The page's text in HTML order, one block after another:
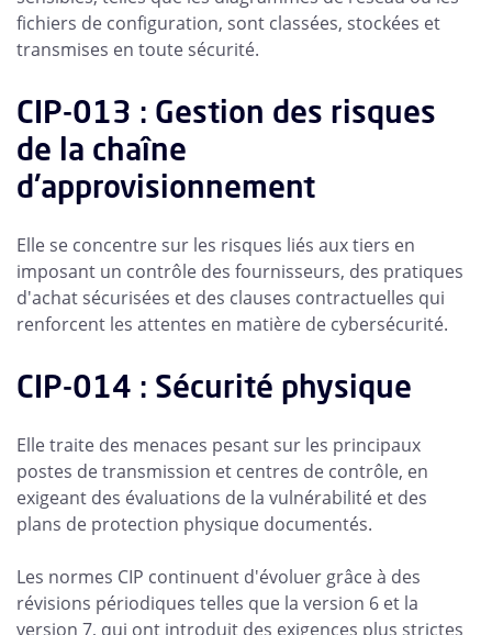
fichiers de configuration, sont classées, stockées et
transmises en toute sécurité.
CIP-013 : Gestion des risques
de la chaîne
d'approvisionnement
Elle se concentre sur les risques liés aux tiers en
imposant un contrôle des fournisseurs, des pratiques
d'achat sécurisées et des clauses contractuelles qui
renforcent les attentes en matière de cybersécurité.
CIP-014 : Sécurité physique
Elle traite des menaces pesant sur les principaux
postes de transmission et centres de contrôle, en
exigeant des évaluations de la vulnérabilité et des
plans de protection physique documentés.
Les normes CIP continuent d'évoluer grâce à des
révisions périodiques telles que la version 6 et la
version 7, qui ont introduit des exigences plus strictes